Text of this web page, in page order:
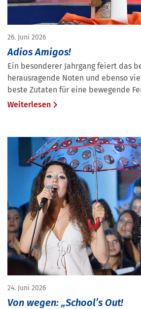
26. Juni 2026
Adios Amigos!
Ein besonderer Jahrgang feiert das
herausragende Noten und ebenso
beste Zutaten für eine bewegende
Weiterlesen
24. Juni 2026
Von wegen: „School’s Out!